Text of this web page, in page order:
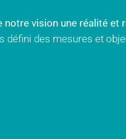
vision une réalité et
défini des mesures et